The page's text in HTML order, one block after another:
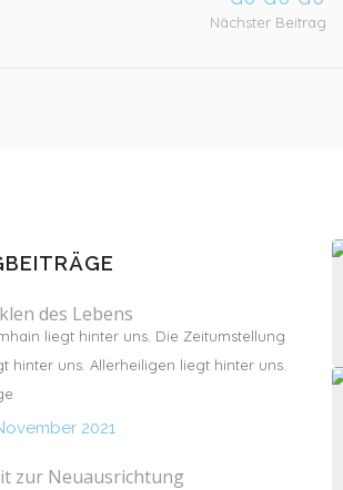
Nächster Beitrag
des Lebens
liegt hinter uns. Die Zeitumstellung
hinter uns. Allerheiligen liegt hinter uns.
2021
zur Neuausrichtung